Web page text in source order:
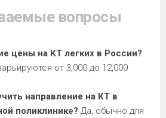
вопросы
цены на КТ легких в России?
от 3,000 до 12,000
направление на КТ в
поликлинике? Да, обычно для